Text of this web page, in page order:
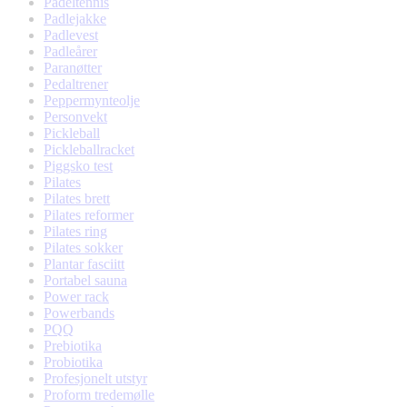
Padlejakke
Padlevest
Padleårer
Paranøtter
Pedaltrener
Peppermynteolje
Personvekt
Pickleball
Pickleballracket
Piggsko test
Pilates
Pilates brett
Pilates reformer
Pilates ring
Pilates sokker
Plantar fasciitt
Portabel sauna
Power rack
Powerbands
PQQ
Prebiotika
Probiotika
Profesjonelt utstyr
Proform tredemølle